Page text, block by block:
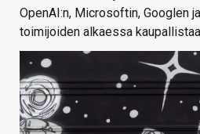
OpenAI:n, Microsoftin, Googlen
toimijoiden alkaessa